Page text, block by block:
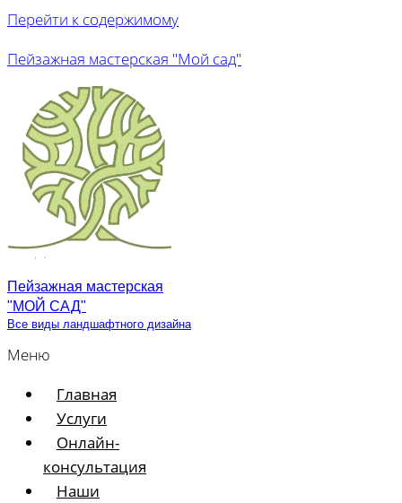
Перейти к содержимому
Пейзажная мастерская "Мой сад"
Пейзажная мастерская
"МОЙ САД"
Все виды ландшафтного дизайна
Меню
Главная
Услуги
Онлайн-
консультация
Наши